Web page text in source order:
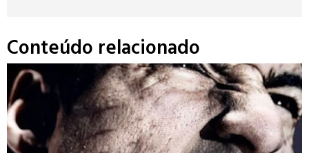
Conteúdo relacionado